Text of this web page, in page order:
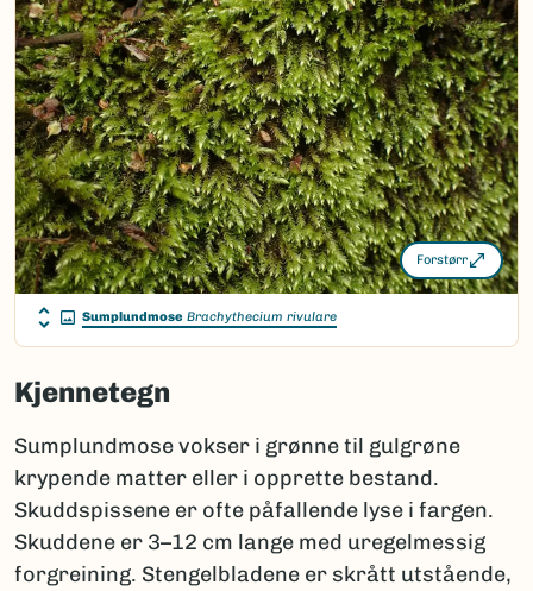
Forstørr
Sumplundmose Brachythecium rivulare
Kjennetegn
Sumplundmose vokser i grønne til gulgrøne
krypende matter eller i opprette bestand.
Skuddspissene er ofte påfallende lyse i fargen.
Skuddene er 3–12 cm lange med uregelmessig
forgreining. Stengelbladene er skrått utstående,